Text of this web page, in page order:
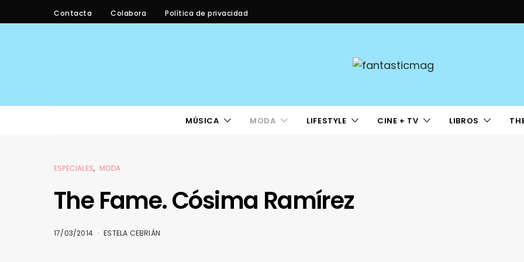
Contacta Colabora Política de privacidad
MÚSICA MODA LIFESTYLE CINE + TV LIBROS
ESPECIALES MODA
The Fame. Cósima Ramírez
17/03/2014 ESTELA CEBRIÁN